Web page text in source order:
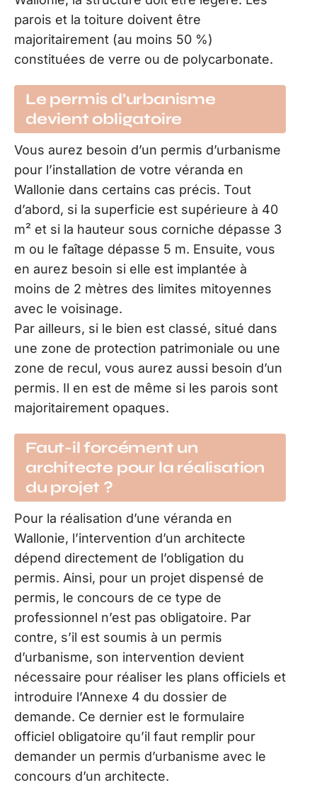
parois et la toiture doivent être
majoritairement (au moins 50 %)
constituées de verre ou de polycarbonate.
Le permis d’urbanisme
devient obligatoire
Vous aurez besoin d’un permis d’urbanisme
pour l’installation de votre véranda en
Wallonie dans certains cas précis. Tout
d’abord, si la superficie est supérieure à 40
m² et si la hauteur sous corniche dépasse 3
m ou le faîtage dépasse 5 m. Ensuite, vous
en aurez besoin si elle est implantée à
moins de 2 mètres des limites mitoyennes
avec le voisinage.
Par ailleurs, si le bien est classé, situé dans
une zone de protection patrimoniale ou une
zone de recul, vous aurez aussi besoin d’un
permis. Il en est de même si les parois sont
majoritairement opaques.
Faut-il forcément un
architecte pour la réalisation
du projet ?
Pour la réalisation d’une véranda en
Wallonie, l’intervention d’un architecte
dépend directement de l’obligation du
permis. Ainsi, pour un projet dispensé de
permis, le concours de ce type de
professionnel n’est pas obligatoire. Par
contre, s’il est soumis à un permis
d’urbanisme, son intervention devient
nécessaire pour réaliser les plans officiels et
introduire l’Annexe 4 du dossier de
demande. Ce dernier est le formulaire
officiel obligatoire qu’il faut remplir pour
demander un permis d’urbanisme avec le
concours d’un architecte.